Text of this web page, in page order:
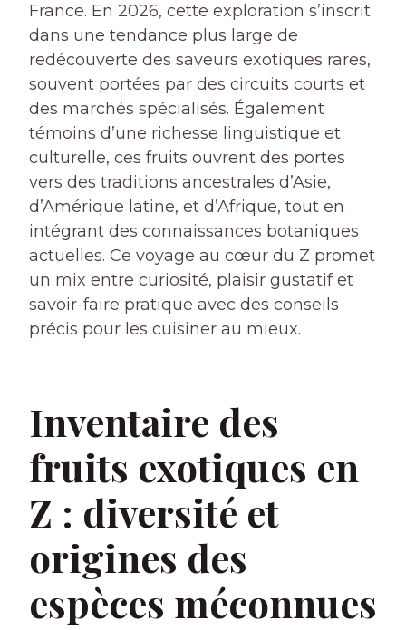
France. En 2026, cette exploration s’inscrit
dans une tendance plus large de
redécouverte des saveurs exotiques rares,
souvent portées par des circuits courts et
des marchés spécialisés. Également
témoins d’une richesse linguistique et
culturelle, ces fruits ouvrent des portes
vers des traditions ancestrales d’Asie,
d’Amérique latine, et d’Afrique, tout en
intégrant des connaissances botaniques
actuelles. Ce voyage au cœur du Z promet
un mix entre curiosité, plaisir gustatif et
savoir-faire pratique avec des conseils
précis pour les cuisiner au mieux.
Inventaire des
fruits exotiques en
Z : diversité et
origines des
espèces méconnues